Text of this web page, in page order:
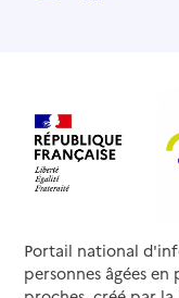
Portail national
personnes âgées